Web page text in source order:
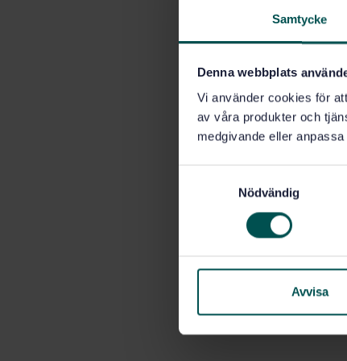
Samtycke
Denna webbplats
Vi använder cookies för
av våra produkter och
medgivande eller
s
Nödvändig
Avvisa